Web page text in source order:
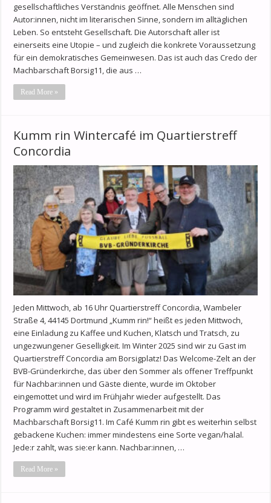
gesellschaftliches Verständnis geöffnet. Alle Menschen sind
Autor:innen, nicht im literarischen Sinne, sondern im alltäglichen
Leben. So entsteht Gesellschaft. Die Autor­schaft aller ist
einerseits eine Utopie – und zugleich die konkrete Voraus­setzung
für ein demokratisches Gemeinwesen. Das ist auch das Credo der
Machbarschaft Borsig11, die aus …
Read More »
Kumm rin Wintercafé im Quartierstreff
Concordia
Jeden Mittwoch, ab 16 Uhr Quartierstreff Concordia, Wambeler
Straße 4, 44145 Dortmund „Kumm rin!“ heißt es jeden Mittwoch,
eine Einladung zu Kaffee und Kuchen, Klatsch und Tratsch, zu
ungezwungener Geselligkeit. Im Winter 2025 sind wir zu Gast im
Quartierstreff Concordia am Borsigplatz! Das Welcome-Zelt an der
BVB-Gründerkirche, das über den Sommer als offener Treffpunkt
für Nachbar:innen und Gäste diente, wurde im Oktober
eingemottet und wird im Frühjahr wieder aufgestellt. Das
Programm wird gestaltet in Zusammenarbeit mit der
Machbarschaft Borsig11. Im Café Kumm rin gibt es weiterhin selbst
gebackene Kuchen: immer mindestens eine Sorte vegan/halal.
Jede:r zahlt, was sie:er kann. Nachbar:innen, …
Read More »